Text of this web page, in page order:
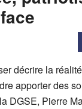
décrire la
apporter des
DGSE, Pierre